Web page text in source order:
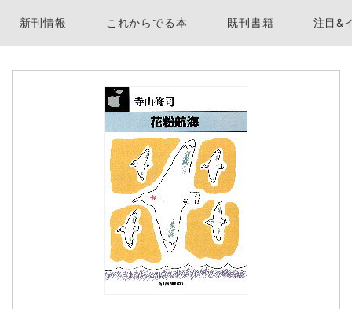
新刊情報 これからでる本 既刊書籍 注目&